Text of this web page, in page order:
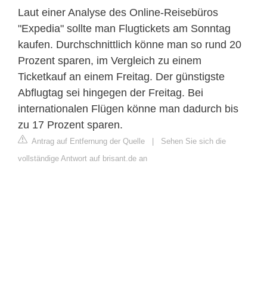
Laut einer Analyse des Online-Reisebüros
"Expedia" sollte man Flugtickets am Sonntag
kaufen. Durchschnittlich könne man so rund 20
Prozent sparen, im Vergleich zu einem
Ticketkauf an einem Freitag. Der günstigste
Abflugtag sei hingegen der Freitag. Bei
internationalen Flügen könne man dadurch bis
zu 17 Prozent sparen.
Antrag auf Entfernung der Quelle | Sehen Sie sich die
vollständige Antwort auf brisant.de an